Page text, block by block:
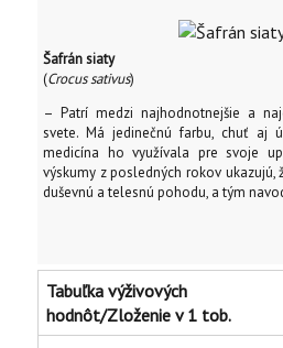
Šafrán siaty
(Crocus sativus)
– Patrí medzi najhodnotnejšie a
svete. Má jedinečnú farbu, chuť aj
medicína ho využívala pre svoje
výskumy z posledných rokov ukazujú,
duševnú a telesnú pohodu, a tým
Tabuľka výživových
hodnôt/Zloženie v 1 tob.